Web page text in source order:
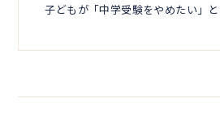
子どもが「中学受験をやめたい」